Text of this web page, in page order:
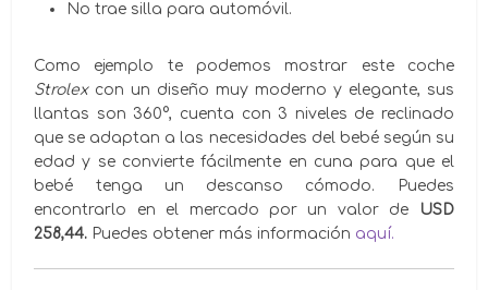
No trae silla para automóvil.
Como ejemplo te podemos mostrar este coche
Strolexcon un diseño muy moderno y elegante, sus
llantas son 360°, cuenta con 3 niveles de reclinado
que se adaptan a las necesidades del bebé según su
edad y se convierte fácilmente en cuna para que el
bebé tenga un descanso cómodo. Puedes
encontrarlo en el mercado por un valor de
USD
258,44. Puedes obtener más información aquí.